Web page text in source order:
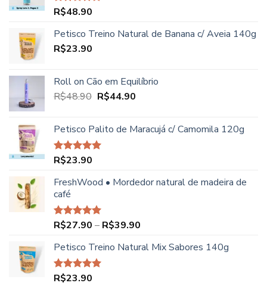
Avaliação
R$48.90
Petisco Treino Natural de Banana c/ Aveia 140g
R$23.90
Roll on Cão em Equilíbrio
R$48.90 O
era:
R$48.90.
R$44.90O
é:
Petisco Palito de Maracujá c/ Camomila 120g
Avaliação
R$23.90
FreshWood • Mordedor natural de madeira de
café
Avaliação
R$27.90 – R$39.90
preço:
Petisco Treino Natural Mix Sabores 140g
Avaliação
R$23.90